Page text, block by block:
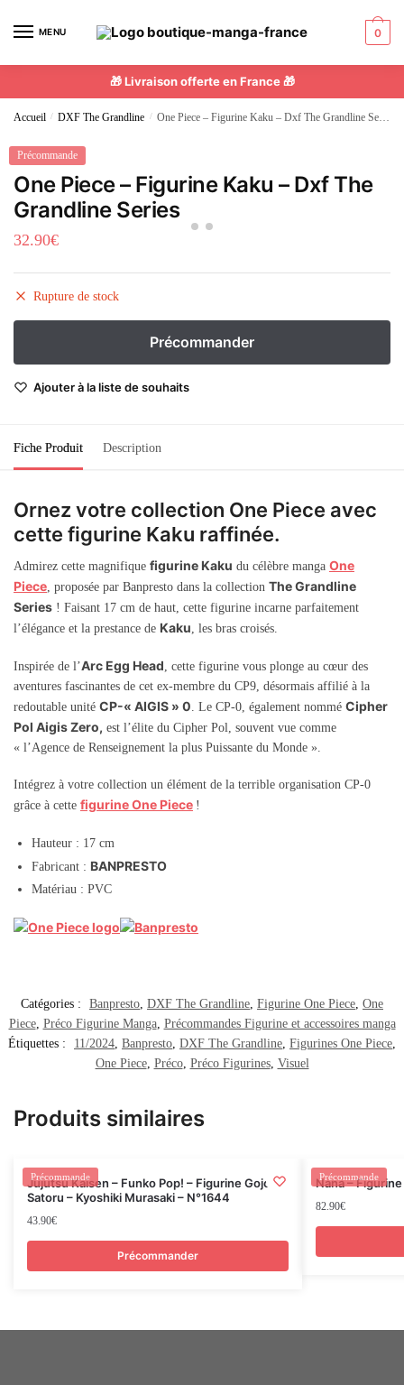
MENU 0
🎁 Livraison offerte en France 🎁
Accueil / DXF The Grandline / One Piece – Figurine Kaku – Dxf The Grandline Series
Précommande
One Piece – Figurine Kaku – Dxf The
Grandline Series
32.90€
Rupture de stock
Ajouter à la liste de souhaits
Fiche Produit Description
Ornez votre collection One Piece avec
cette figurine Kaku raffinée.
Admirez cette magnifique figurine Kaku du célèbre manga One
Piece , proposée par Banpresto dans la collection The Grandline
Series ! Faisant 17 cm de haut, cette figurine incarne parfaitement
l’élégance et la prestance de Kaku , les bras croisés.
Inspirée de l’Arc Egg Head, cette figurine vous plonge au cœur des
aventures fascinantes de cet ex-membre du CP9, désormais affilié à la
redoutable unité CP-« AIGIS » 0. Le CP-0, également nommé Cipher
Pol Aigis Zero, est l’élite du Cipher Pol, souvent vue comme
« l’Agence de Renseignement la plus Puissante du Monde ».
Intégrez à votre collection un élément de la terrible organisation CP-0
grâce à cette figurine One Piece !
Hauteur : 17 cm
Fabricant : BANPRESTO
Matériau : PVC
Catégories : Banpresto, DXF The Grandline, Figurine One Piece, One
Piece, Préco Figurine Manga, Précommandes Figurine et accessoires manga
Étiquettes :
11/2024, Banpresto, DXF The Grandline, Figurines One Piece,
One Piece, Préco, Préco Figurines, Visuel
Produits similaires
Précommande
Jujutsu Kaisen – Funko Pop! – Figurine Gojo
Satoru – Kyoshiki Murasaki – N°1644
43.90€
Précommander
Précommande
Nana –
82.90€